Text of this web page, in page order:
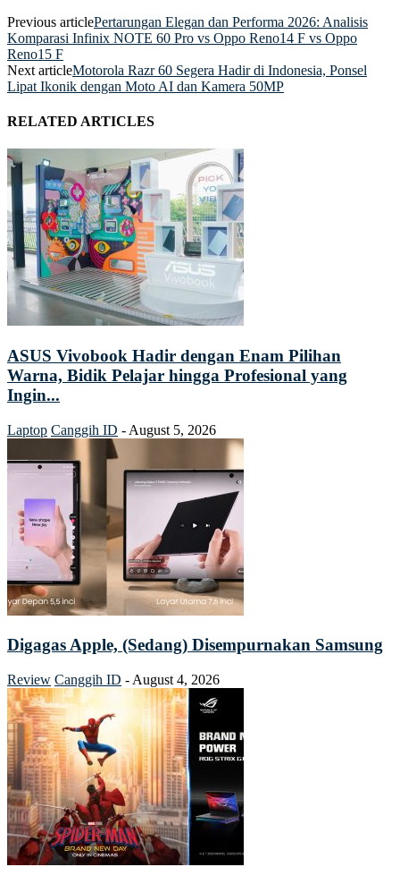
Previous articlePertarungan Elegan dan Performa 2026: Analisis
Komparasi Infinix NOTE 60 Pro vs Oppo Reno14 F vs Oppo
Reno15 F
Next articleMotorola Razr 60 Segera Hadir di Indonesia, Ponsel
Lipat Ikonik dengan Moto AI dan Kamera 50MP
RELATED ARTICLES
ASUS Vivobook Hadir dengan Enam Pilihan
Warna, Bidik Pelajar hingga Profesional yang
Ingin...
Laptop Canggih ID - August 5, 2026
Digagas Apple, (Sedang) Disempurnakan Samsung
Review Canggih ID - August 4, 2026